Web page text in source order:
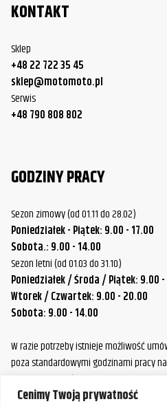
Cenimy Twoją prywatność
KONTAKT
Sklep
+48 22 722 35 45
sklep@motomoto.pl
Serwis
+48 790 808 802
GODZINY PRACY
Sezon zimowy (od 01.11 do 28.02)
Poniedziałek - Piątek: 9.00 - 17.00
Sobota.: 9.00 - 14.00
Sezon letni (od 01.03 do 31.10)
Poniedziałek / Środa / Piątek: 9.00 -
Wtorek / Czwartek: 9.00 - 20.00
Sobota: 9.00 - 14.00
W razie potrzeby istnieje możliwość
poza standardowymi godzinami pracy
Prosimy o wcześniejszy kontakt, aby